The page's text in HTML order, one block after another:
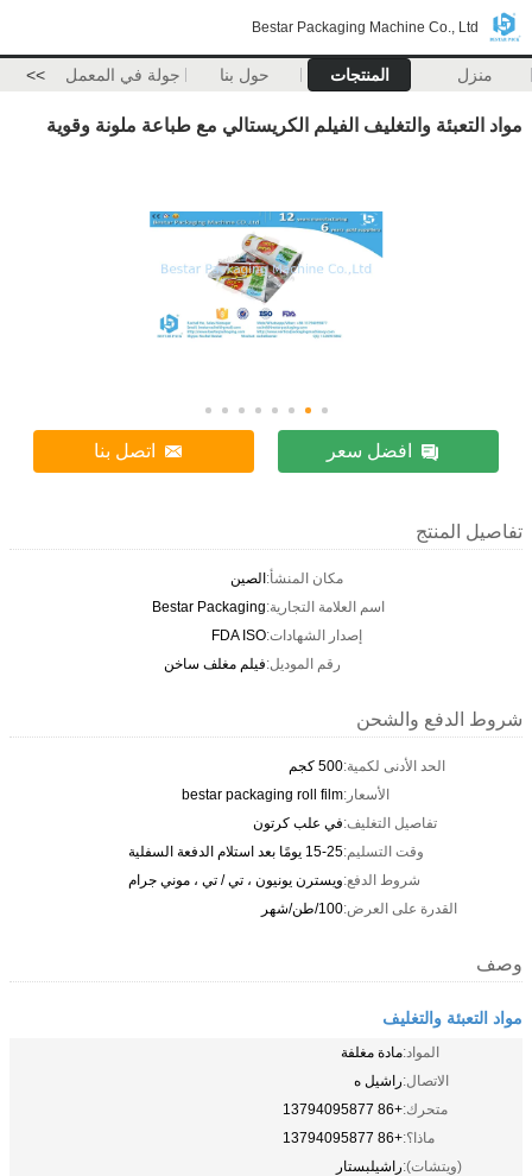
Bestar Packaging Machine Co., Ltd
منزل المنتجات حول بنا جولة في المعمل >>
مواد التعبئة والتغليف الفيلم الكريستالي مع طباعة ملونة وقوية
افضل سعر اتصل بنا
تفاصيل المنتج
مكان المنشأ:الصين
اسم العلامة التجارية:Bestar Packaging
إصدار الشهادات:FDA ISO
رقم الموديل:فيلم مغلف ساخن
شروط الدفع والشحن
الحد الأدنى لكمية:500 كجم
الأسعار:bestar packaging roll film
تفاصيل التغليف:في علب كرتون
وقت التسليم:15-25 يومًا بعد استلام الدفعة السفلية
شروط الدفع:ويسترن يونيون ، تي / تي ، موني جرام
القدرة على العرض:100/طن/شهر
وصف
مواد التعبئة والتغليف
المواد:مادة مغلفة
الاتصال:راشيل ه
متحرك:+86 13794095877
ماذا؟:+86 13794095877
(ويتشات):راشيلبستار